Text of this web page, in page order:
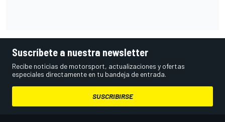
Suscríbete a nuestra newsletter
Recibe noticias de motorsport, actualizaciones y ofertas
especiales directamente en tu bandeja de entrada.
SUSCRIBIRSE